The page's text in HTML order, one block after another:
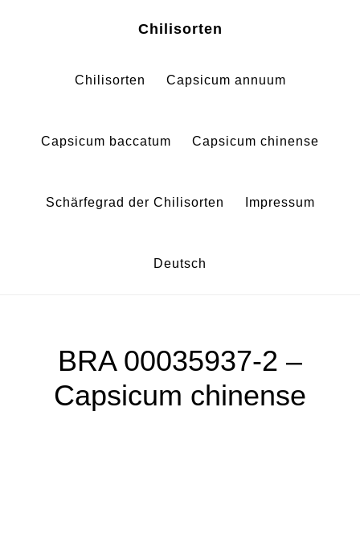
Chilisorten
Chilisorten Capsicum annuum
Capsicum baccatum Capsicum chinense
Schärfegrad der Chilisorten Impressum
Deutsch
BRA 00035937-2 –
Capsicum chinense